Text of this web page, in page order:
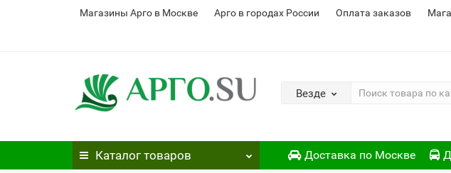
Магазины Арго в Москве Арго в городах России Оплата заказов
Везде
Каталог товаров Доставка по Москве